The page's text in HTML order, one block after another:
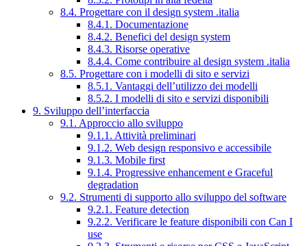
8.4. Progettare con il design system .italia
8.4.1. Documentazione
8.4.2. Benefici del design system
8.4.3. Risorse operative
8.4.4. Come contribuire al design system .italia
8.5. Progettare con i modelli di sito e servizi
8.5.1. Vantaggi dell’utilizzo dei modelli
8.5.2. I modelli di sito e servizi disponibili
9. Sviluppo dell’interfaccia
9.1. Approccio allo sviluppo
9.1.1. Attività preliminari
9.1.2. Web design responsivo e accessibile
9.1.3. Mobile first
9.1.4. Progressive enhancement e Graceful
degradation
9.2. Strumenti di supporto allo sviluppo del software
9.2.1. Feature detection
9.2.2. Verificare le feature disponibili con Can I
use